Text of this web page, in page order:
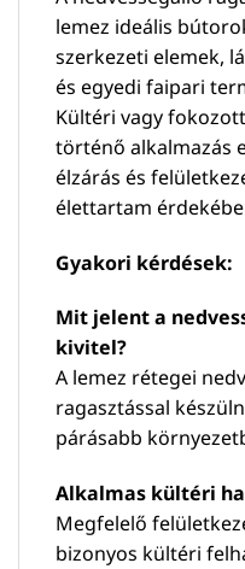
lemez ideális
szerkezeti elemek,
és egyedi faipari
Kültéri vagy
történő alkalmazás
élzárás és
élettartam
Gyakori kérdések:
Mit jelent a
kivitel?
A lemez rétegei
ragasztással
párásabb
Alkalmas kültéri
Megfelelő
bizonyos kültéri